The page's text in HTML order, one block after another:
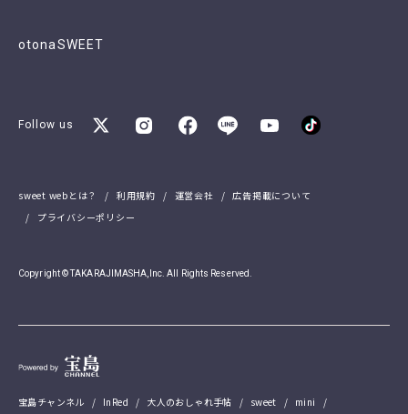
otonaSWEET
Follow us
sweet webとは？ 利用規約 運営会社
広告掲載について
プライバシーポリシー
Copyright © TAKARAJIMASHA,Inc. All Rights Reserved.
宝島チャンネル InRed 大人のおしゃれ手帖 sweet mini